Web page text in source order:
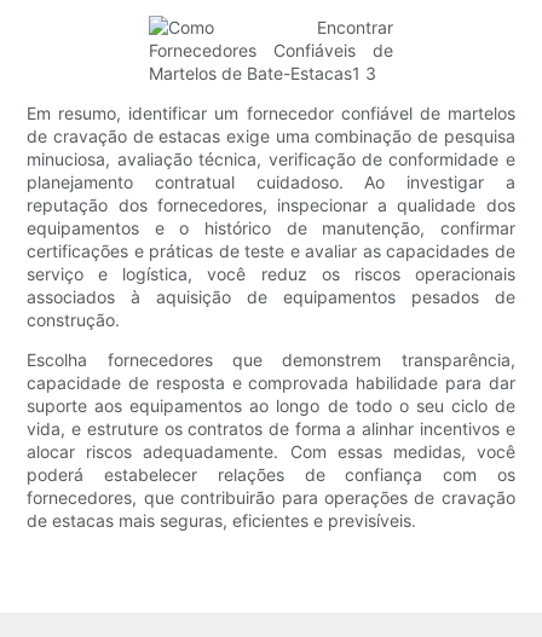
Em resumo, identificar um fornecedor confiável de martelos
de cravação de estacas exige uma combinação de pesquisa
minuciosa, avaliação técnica, verificação de conformidade e
planejamento contratual cuidadoso. Ao investigar a
reputação dos fornecedores, inspecionar a qualidade dos
equipamentos e o histórico de manutenção, confirmar
certificações e práticas de teste e avaliar as capacidades de
serviço e logística, você reduz os riscos operacionais
associados à aquisição de equipamentos pesados ​​de
construção.
Escolha fornecedores que demonstrem transparência,
capacidade de resposta e comprovada habilidade para dar
suporte aos equipamentos ao longo de todo o seu ciclo de
vida, e estruture os contratos de forma a alinhar incentivos e
alocar riscos adequadamente. Com essas medidas, você
poderá estabelecer relações de confiança com os
fornecedores, que contribuirão para operações de cravação
de estacas mais seguras, eficientes e previsíveis.